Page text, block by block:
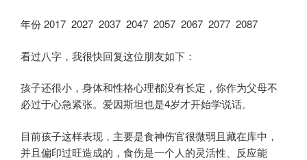
年份 2017 2027 2037 2047 2057 2067 2077 2087
看过八字，我很快回复这位朋友如下：
孩子还很小，身体和性格心理都没有长定，你作为父母不
必过于心急紧张。爱因斯坦也是4岁才开始学说话。
目前孩子这样表现，主要是食神伤官很微弱且藏在库中，
并且偏印过旺造成的，食伤是一个人的灵活性、反应能